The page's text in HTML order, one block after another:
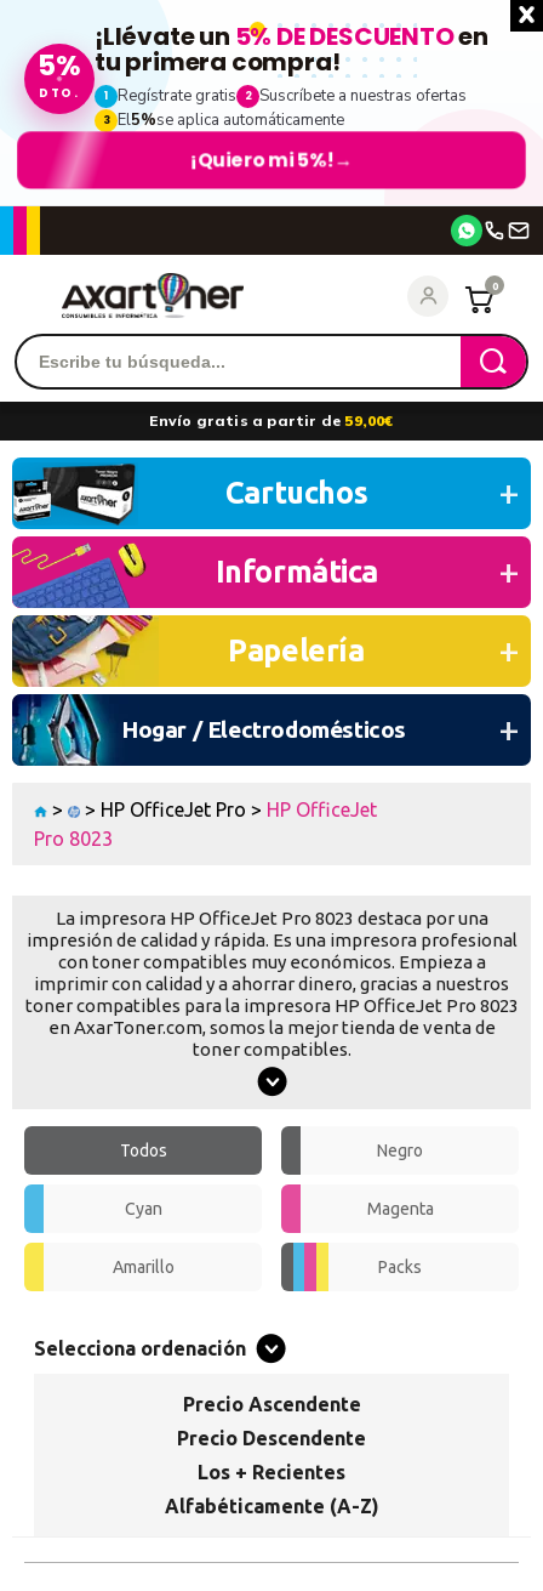
5%
DTO.
¡Llévate un 5% DE DESCUENTOen
tu primera compra!
1 Regístrate gratis 2 Suscríbete a nuestras ofertas
3 El5%se aplica automáticamente
¡Quiero mi 5%! →
Toda la informacion
Ten una visión completa de dónde está tu pedido y accede a tu
historial de compras
Promociones especiales
Recibe nuestras promociones y ofertas suscribiéndote a nuestro
Ventajas para miembros
Accede a descuentos exclusivos y ofertas en toda la gama de
consumibles e informática.
registro distribuidor
entrar
Continuar con Google
Continuar con PayPal
Nueva cuenta
Crea una cuenta en Axartoner.com y podrás realizar tus compras
operaciones.
0
Envío gratis a partir de 59,00€
Cartuchos
Informática
Papelería
Hogar / Electrodomésticos
> > HP OfficeJet Pro > HP OfficeJet
Pro 8023
La impresora HP OfficeJet Pro 8023 destaca por una
impresión de calidad y rápida. Es una impresora profesional
con toner compatibles muy económicos. Empieza a
imprimir con calidad y a ahorrar dinero, gracias a nuestros
toner compatibles para la impresora HP OfficeJet Pro 8023
en AxarToner.com, somos la mejor tienda de venta de
toner compatibles.
Todos Negro
Cyan Magenta
Amarillo Packs
Selecciona ordenación
Precio Ascendente
Precio Descendente
Los + Recientes
Alfabéticamente (A-Z)